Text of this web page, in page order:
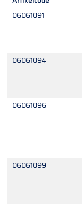
06061091
06061094
06061096
06061099